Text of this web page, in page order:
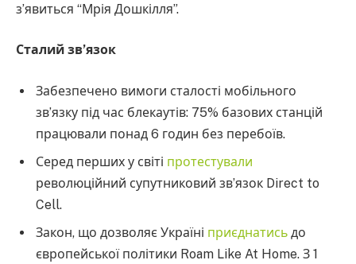
з’явиться “Мрія Дошкілля”.
Сталий зв’язок
Забезпечено вимоги сталості мобільного
зв’язку під час блекаутів: 75% базових станцій
працювали понад 6 годин без перебоїв.
Серед перших у світі протестували
революційний супутниковий звʼязок Direct to
Cell.
Закон, що дозволяє Україні приєднатись до
європейської політики Roam Like At Home. З 1